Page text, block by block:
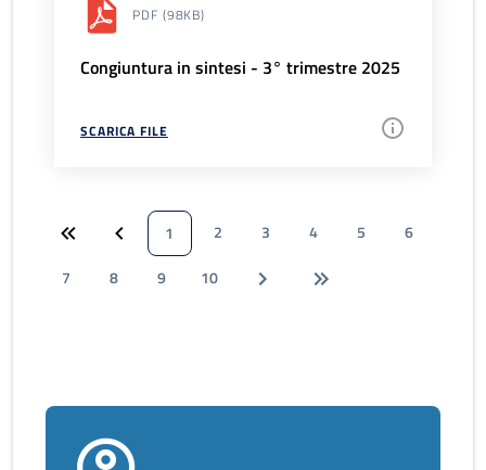
PDF (98KB)
Congiuntura in sintesi - 3° trimestre 2025
SCARICA FILE
1 2 3 4 5
6
7
8 9 10